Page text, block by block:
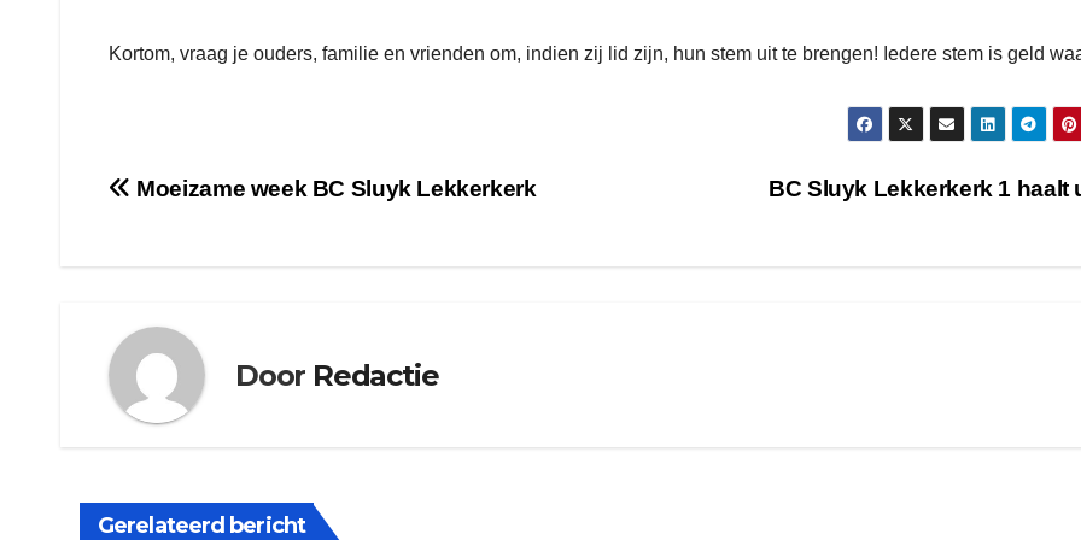
Kortom, vraag je ouders, familie en vrienden om, indien zij lid zijn, hun stem uit te brengen! Iedere stem is geld
Bericht
BC Sluyk Lekkerkerk 1 haalt
Moeizame week BC Sluyk Lekkerkerk
Door Redactie
Gerelateerd bericht